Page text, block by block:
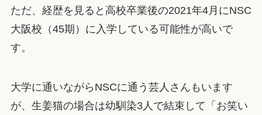
ただ、経歴を見ると高校卒業後の2021年4月にNSC
大阪校（45期）に入学している可能性が高いで
す。
大学に通いながらNSCに通う芸人さんもいます
が、生姜猫の場合は幼馴染3人で結束して「お笑い